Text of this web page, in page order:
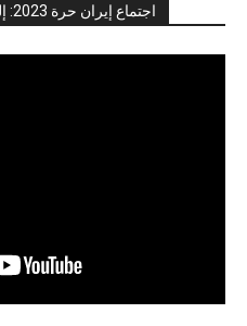
اجتماع إيران حرة 2023: إلى الأمام نحو جمهورية ديمقراطية